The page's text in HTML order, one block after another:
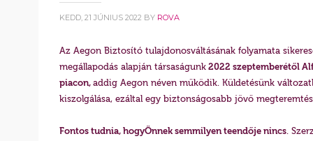
KEDD, 21 JÚNIUS 2022 BY ROVA
Az Aegon Biztosító tulajdonosváltásának folyamata
megállapodás alapján társaságunk 2022 szeptemberétől
piacon, addig Aegon néven működik. Küldetésünk
kiszolgálása, ezáltal egy biztonságosabb jövő
Fontos tudnia, hogyÖnnek semmilyen teendője nincs.